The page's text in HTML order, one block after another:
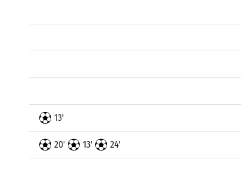
13'
20' 13' 24'